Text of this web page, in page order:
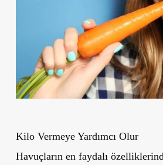
Kilo Vermeye Yardımcı Olur
Havuçların en faydalı